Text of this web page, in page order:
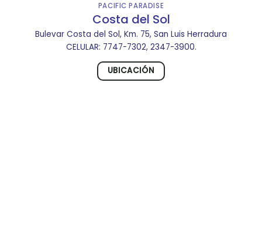
PACIFIC PARADISE
Costa del Sol
Bulevar Costa del Sol, Km. 75, San Luis Herradura
CELULAR: 7747-7302, 2347-3900.
UBICACIÓN